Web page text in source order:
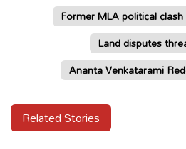
ఆటోమొబైల్
ఆధ్యాత్మికం
Former MLA political
Land disputes
Ananta Venkatarami
Related Stories